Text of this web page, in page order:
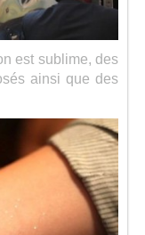
est sublime, des
ainsi que des